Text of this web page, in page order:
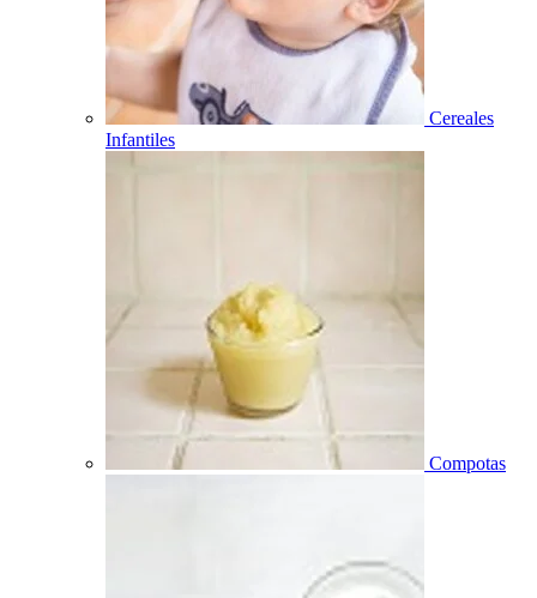
Cereales
Infantiles
Compotas